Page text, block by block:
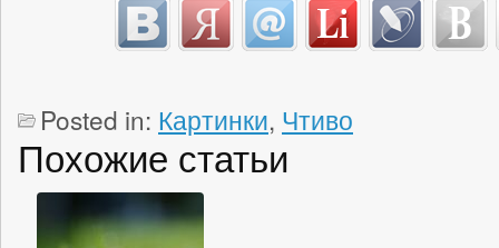
Posted in: Картинки, Чтиво
Похожие статьи